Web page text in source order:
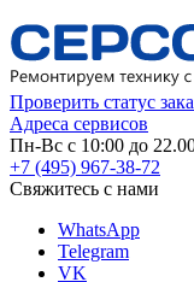
Проверить статус
Адреса сервисов
Пн-Вс с 10:00 до
+7 (495) 967-38-72
Свяжитесь с нами
WhatsApp
Telegram
VK